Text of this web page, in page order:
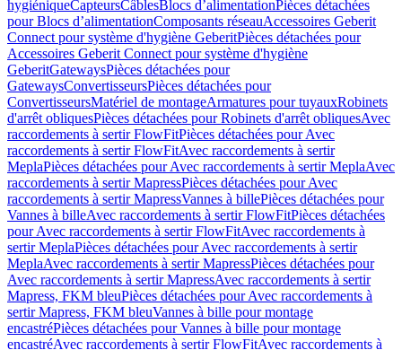
hygiéniqueCapteursCâblesBlocs d’alimentationPièces détachées
pour Blocs d’alimentationComposants réseauAccessoires Geberit
Connect pour système d'hygiène GeberitPièces détachées pour
Accessoires Geberit Connect pour système d'hygiène
GeberitGatewaysPièces détachées pour
GatewaysConvertisseursPièces détachées pour
ConvertisseursMatériel de montageArmatures pour tuyauxRobinets
d'arrêt obliquesPièces détachées pour Robinets d'arrêt obliquesAvec
raccordements à sertir FlowFitPièces détachées pour Avec
raccordements à sertir FlowFitAvec raccordements à sertir
MeplaPièces détachées pour Avec raccordements à sertir MeplaAvec
raccordements à sertir MapressPièces détachées pour Avec
raccordements à sertir MapressVannes à billePièces détachées pour
Vannes à billeAvec raccordements à sertir FlowFitPièces détachées
pour Avec raccordements à sertir FlowFitAvec raccordements à
sertir MeplaPièces détachées pour Avec raccordements à sertir
MeplaAvec raccordements à sertir MapressPièces détachées pour
Avec raccordements à sertir MapressAvec raccordements à sertir
Mapress, FKM bleuPièces détachées pour Avec raccordements à
sertir Mapress, FKM bleuVannes à bille pour montage
encastréPièces détachées pour Vannes à bille pour montage
encastréAvec raccordements à sertir FlowFitAvec raccordements à